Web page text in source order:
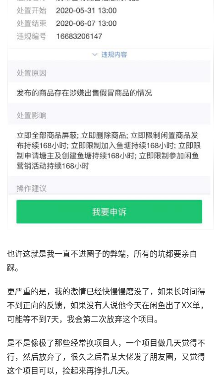
也许这就是我一直不进圈子的弊端，所有的坑都要亲自
踩。
更严重的是，我的激情已经快慢慢磨没了，如果长时间得
不到正向的反馈，如果没有人说他今天在闲鱼出了XX单，
可能等不到7天，我会第二次放弃这个项目。
是不是像极了那些经常换项目人，一个项目做几天觉得不
行，然后放弃了，很久之后看某大佬发了朋友圈，又觉得
这个项目可以，捡起来再挣扎几天。